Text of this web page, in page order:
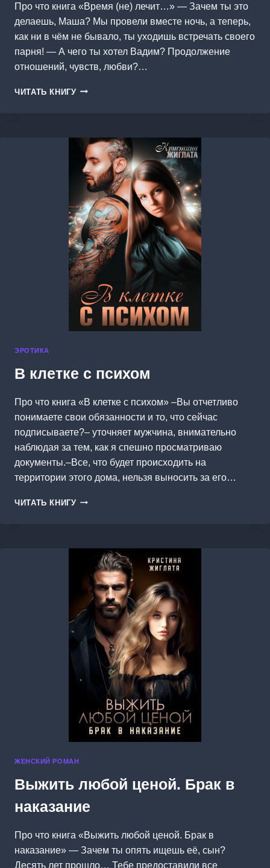
Про что книга «Время (не) лечит…» — Зачем ты это
делаешь, Маша? Мы провели вместе ночь, а теперь,
как ни в чём не бывало, ты уходишь встречать своего
парня! — А чего ты хотел Вадим? Продолжение
отношений, чувств, любви?…
ЧИТАТЬ КНИГУ ВРЕМЯ
ЭРОТИКА
В клетке с психом
Про что книга «В клетке с психом» –Вы отчетливо
понимаете свои обязанности и то, что сейчас
подписываете?– уточняет мужчина, внимательно
наблюдая за тем, как я спешно просматриваю
документы.–Все, что будет происходить на
территории этого дома, нельзя выносить за его…
ЧИТАТЬ КНИГУ В
ЖЕНСКИЙ РОМАН
Выжить любой ценой. Брак в
наказание
Про что книга «Выжить любой ценой. Брак в
наказание» — Зачем ты опять ищешь её, сын?
Десять лет прошло… Тебе предоставили все